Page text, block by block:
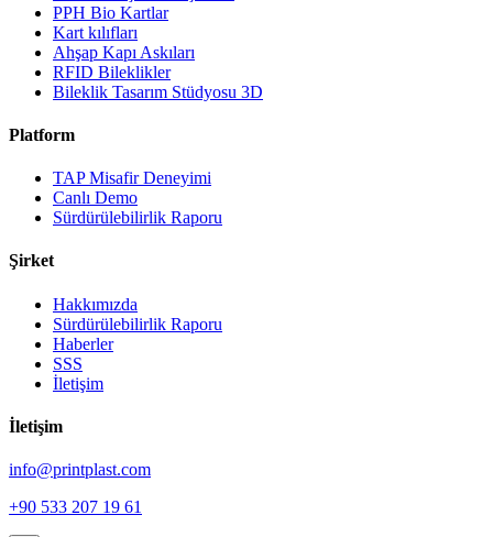
PPH Bio Kartlar
Kart kılıfları
Ahşap Kapı Askıları
RFID Bileklikler
Bileklik Tasarım Stüdyosu 3D
Platform
TAP Misafir Deneyimi
Canlı Demo
Sürdürülebilirlik Raporu
Şirket
Hakkımızda
Sürdürülebilirlik Raporu
Haberler
SSS
İletişim
İletişim
info@printplast.com
+90 533 207 19 61